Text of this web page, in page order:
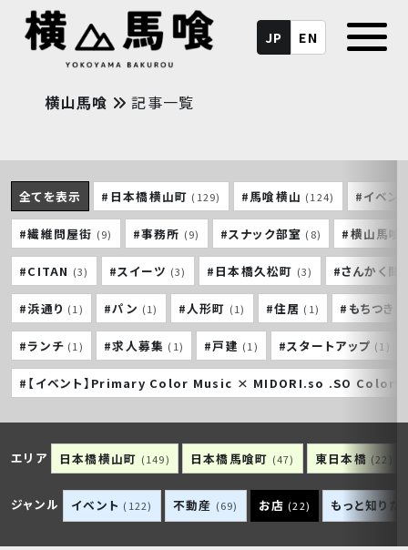
JP EN
横山馬喰 記事一覧
全てを表示 #日本橋横山町 (129) #馬喰横山 (124) #イベン
#繊維問屋街 (9) #事務所 (9) #スナック部室 (8) #横山馬喰
#CITAN (3) #スイーツ (3) #日本橋久松町 (3) #さんかく問
#浜通り (1) #パン (1) #人形町 (1) #住居 (1) #もちつき
#ランチ (1) #求人募集 (1) #戸建 (1) #スタートアップ (1)
#【イベント】Primary Color Music × MIDORI.so .SO
エリア 日本橋横山町 (149) 日本橋馬喰町 (47) 東日本橋 (22)
ジャンル イベント (122) 不動産 (69) お店 (22) もっと知りた